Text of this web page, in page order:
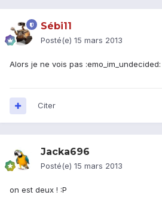
Sébi11
Posté(e) 15 mars 2013
Alors je ne vois pas :emo_im_undecided:
Citer
Jacka696
Posté(e) 15 mars 2013
on est deux ! :P